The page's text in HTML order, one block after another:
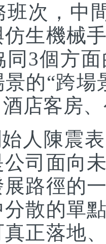
班次，中
生機械
同3個方
的“跨
店客房
人陳震
司面向
路徑的
散的單
正落地